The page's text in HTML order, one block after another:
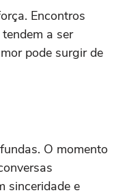
Encontros
a ser
pode surgir de
O momento
sinceridade e